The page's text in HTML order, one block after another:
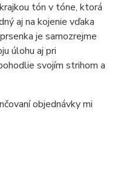
tón v tóne, ktorá
aj na kojenie vďaka
je samozrejme
úlohu aj pri
svojím strihom a
objednávky mi